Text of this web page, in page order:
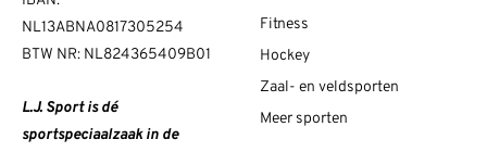
NL13ABNA0817305254
BTW NR: NL824365409B01
L.J. Sport is dé
sportspeciaalzaak in de
Fitness
Hockey
Zaal- en veldsporten
Meer sporten